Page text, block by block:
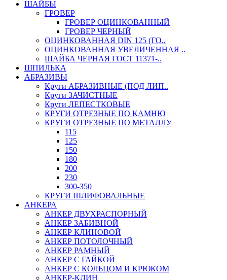
ШАЙБЫ
ГРОВЕР
ГРОВЕР ОЦИНКОВАННЫЙ
ГРОВЕР ЧЕРНЫЙ
ОЦИНКОВАННАЯ DIN 125 (ГО..
ОЦИНКОВАННАЯ УВЕЛИЧЕННАЯ ..
ШАЙБА ЧЕРНАЯ ГОСТ 11371-..
ШПИЛЬКА
АБРАЗИВЫ
Круги АБРАЗИВНЫЕ (ПОД ЛИП..
Круги ЗАЧИСТНЫЕ
Круги ЛЕПЕСТКОВЫЕ
КРУГИ ОТРЕЗНЫЕ ПО КАМНЮ
КРУГИ ОТРЕЗНЫЕ ПО МЕТАЛЛУ
115
125
150
180
200
230
300-350
КРУГИ ШЛИФОВАЛЬНЫЕ
АНКЕРА
АНКЕР ДВУХРАСПОРНЫЙ
АНКЕР ЗАБИВНОЙ
АНКЕР КЛИНОВОЙ
АНКЕР ПОТОЛОЧНЫЙ
АНКЕР РАМНЫЙ
АНКЕР С ГАЙКОЙ
АНКЕР С КОЛЬЦОМ И КРЮКОМ
АНКЕР-КЛИН